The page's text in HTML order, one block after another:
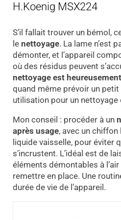
H.Koenig MSX224
S’il fallait trouver un bémol,
le nettoyage. La lame n’est
démonter, et l’appareil
où des résidus peuvent
nettoyage est
quand même prévoir un
utilisation pour un nettoyage
Mon conseil : procéder à un
après usage, avec un chiffon
liquide vaisselle, pour éviter
s’incrustent. L’idéal est de
éléments démontables à
remettre en place. Une
durée de vie de l’appareil.